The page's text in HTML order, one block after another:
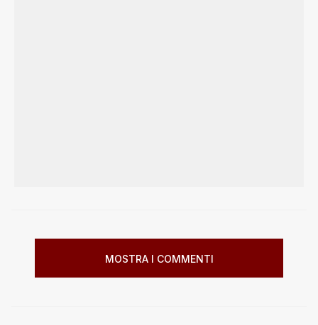
MOSTRA I COMMENTI